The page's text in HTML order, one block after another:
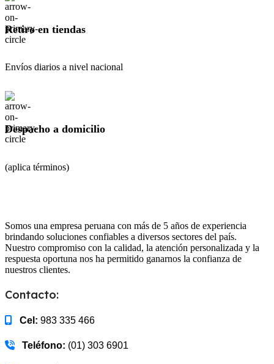
Retiro en tiendas
Envíos diarios a nivel nacional
Despacho a domicilio
(aplica términos)
Somos una empresa peruana con más de 5 años de experiencia
brindando soluciones confiables a diversos sectores del país.
Nuestro compromiso con la calidad, la atención personalizada y la
respuesta oportuna nos ha permitido ganarnos la confianza de
nuestros clientes.
Contacto:
Cel: 983 335 466
Teléfono: (01) 303 6901